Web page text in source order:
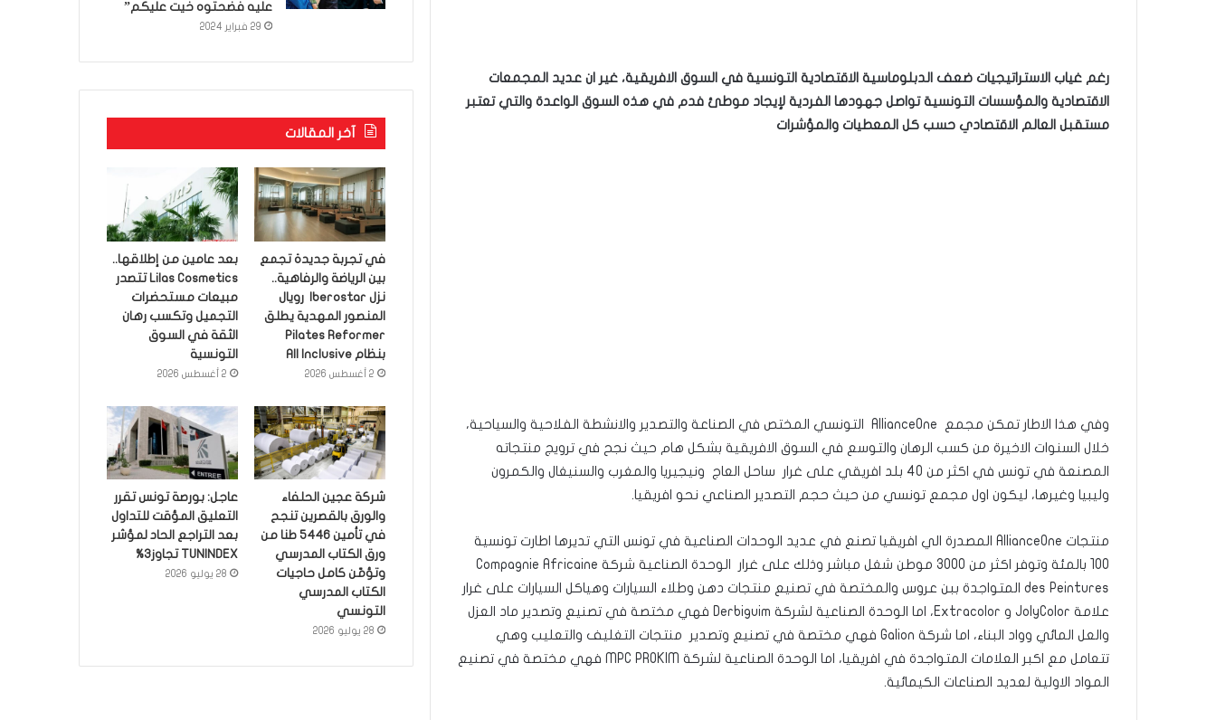
رغم غياب الاستراتيجيات ضعف الدبلوماسية الاقتصادية التونسية في السوق الافريقية، غير ان عديد المجمعات
الاقتصادية والمؤسسات التونسية تواصل جهودها الفردية لإيجاد موطئ فدم في هذه السوق الواعدة والتي تعتبر
مستقبل العالم الاقتصادي حسب كل المعطيات والمؤشرات
وفي هذا الاطار تمكن مجمع AllianceOne التونسي المختص في الصناعة والتصدير والانشطة الفلاحية والسياحية،
خلال السنوات الاخيرة من كسب الرهان والتوسع في السوق الافريقية بشكل هام حيث نجح في ترويج منتجاته
المصنعة في تونس في اكثر من 40 بلد افريقي على غرار ساحل العاج ونيجيريا والمغرب والسنيغال والكمرون
وليبيا وغيرها، ليكون اول مجمع تونسي من حيث حجم التصدير الصناعي نحو افريقيا.
منتجات AllianceOne المصدرة الي افريقيا تصنع في عديد الوحدات الصناعية في تونس التي تديرها اطارت تونسية
100 بالمئة وتوفر اكثر من 3000 موطن شغل مباشر وذلك على غرار الوحدة الصناعية شركة Compagnie Africaine
des Peintures المتواجدة ببن عروس والمختصة في تصنيع منتجات دهن وطلاء السيارات وهياكل السيارات على غرار
علامة JolyColor و Extracolor، اما الوحدة الصناعية لشركة Derbiguim فهي مختصة في تصنيع وتصدير ماد العزل
والعل المائي وواد البناء، اما شركة Galion فهي مختصة في تصنيع وتصدير منتجات التغليف والتعليب وهي
تتعامل مع اكبر العلامات المتواجدة في افريقيا، اما الوحدة الصناعية لشركة MPC PROKIM فهي مختصة في تصنيع
المواد الاولية لعديد الصناعات الكيمائية.
عليه فضحتوه خيت عليكم”
29 فبراير 2024
آخر المقالات
في تجربة جديدة تجمع
بين الرياضة والرفاهية..
نزل Iberostar رويال
المنصور المهدية يطلق
Pilates Reformer
بنظام All Inclusive
2 أغسطس 2026
بعد عامين من إطلاقها..
Lilas Cosmetics تتصدر
مبيعات مستحضرات
التجميل وتكسب رهان
الثقة في السوق
التونسية
2 أغسطس 2026
شركة عجين الحلفاء
والورق بالقصرين تنجح
في تأمين 5446 طنا من
ورق الكتاب المدرسي
وتؤمّن كامل حاجيات
الكتاب المدرسي
التونسي
28 يوليو 2026
عاجل: بورصة تونس تقرر
التعليق المؤقت للتداول
بعد التراجع الحاد لمؤشر
TUNINDEX تجاوز3%
28 يوليو 2026